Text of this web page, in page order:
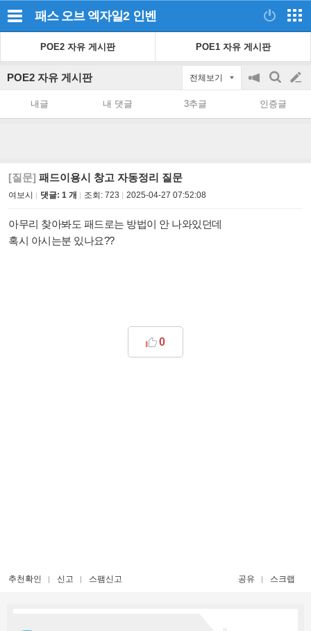
패스 오브 엑자일2 인벤
POE2 자유 게시판 POE1 자유 게시판
POE2 자유 게시판 전체보기
공
on/off
검
색
글
쓰
내글 내 댓글 3추글 인증글
[질문] 패드이용시 창고 자동정리 질문
여보시 댓글: 1 개 조회: 723 2025-04-27 07:52:08
아무리 찾아봐도 패드로는 방법이 안 나와있던데
혹시 아시는분 있나요??
0
추천확인 신고 스팸신고 공유 스크랩